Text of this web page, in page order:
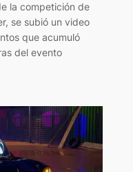
la competición de
se subió un video
que acumuló
del evento